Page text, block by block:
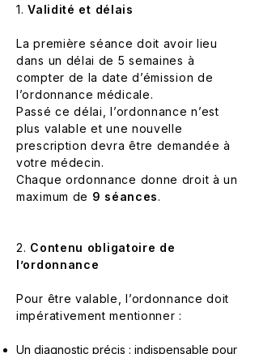
1.Validité et délais
La première séance doit avoir lieu
dans un délai de 5 semaines à
compter de la date d’émission de
l’ordonnance médicale.
Passé ce délai, l’ordonnance n’est
plus valable et une nouvelle
prescription devra être demandée à
votre médecin.
Chaque ordonnance donne droit à un
maximum de 9 séances.
2. Contenu obligatoire de
l’ordonnance
Pour être valable, l’ordonnance doit
impérativement mentionner :
Un diagnostic précis : indispensable pour